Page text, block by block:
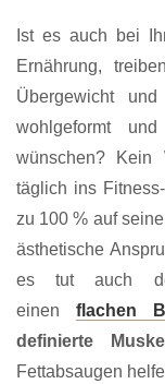
Ist es auch bei
Ernährung,
Übergewicht
wohlgeformt
wünschen? Kein
täglich ins
zu 100 % auf
ästhetische
es tut auch
einenflachen
definierte
Fettabsaugen